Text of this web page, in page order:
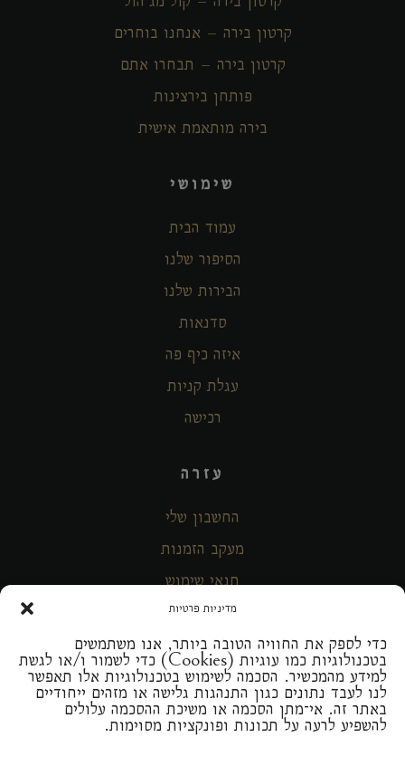
מדיניות פרטיות
כדי לספק את החוויה הטובה ביותר, אנו משתמשים
בטכנולוגיות כמו עוגיות (Cookies) כדי לשמור ו/או לגשת
למידע מהמכשיר. הסכמה לשימוש בטכנולוגיות אלו תאפשר
לנו לעבד נתונים כגון התנהגות גלישה או מזהים ייחודיים
באתר זה. אי־מתן הסכמה או משיכת ההסכמה עלולים
להשפיע לרעה על תכונות ופונקציות מסוימות.
קרטון בירה – אנחנו בוחרים
קרטון בירה – תבחרו אתם
פותחן בירצינות
בירה מותאמת אישית
שימושי
עמוד הבית
הסיפור שלנו
הבירות שלנו
סדנאות
איזה כיף פה
עגלת קניות
רכישה
עזרה
החשבון שלי
מעקב הזמנות
תנאי שימוש
צרו קשר
מידע
קיבוץ קטורה ד.נ. איילות מיקוד: 88840